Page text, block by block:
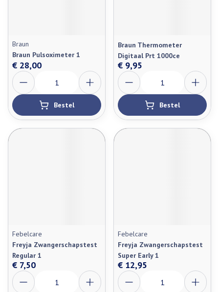
Braun
Braun Pulsoximeter 1
€ 28,00
Aantal
Bestel
Braun Thermometer
Digitaal Prt 1000ce
€ 9,95
Aantal
Bestel
Febelcare
Freyja Zwangerschapstest
Regular 1
€ 7,50
Aantal
Febelcare
Freyja Zwangerschapstest
Super Early 1
€ 12,95
Aantal